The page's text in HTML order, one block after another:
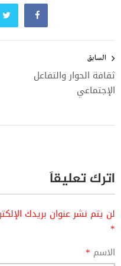
المقالات
السابق
ثقافة الحوار والتفاعل
الإجتماعي
اترك تعليقاً
لن يتم نشر عنوان بريدك
*
الاسم *